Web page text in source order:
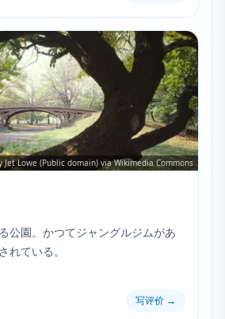
Jet Lowe (Public domain) via Wikimedia Commons
公園。かつてジャングルジムがあ
れている。
写评价 →